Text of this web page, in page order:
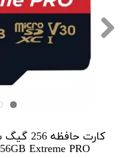
Extreme PRO